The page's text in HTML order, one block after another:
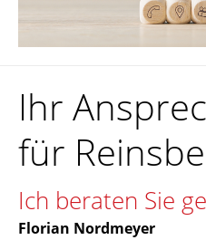
Ihr
für
Ich beraten Sie
Florian Nordmeyer